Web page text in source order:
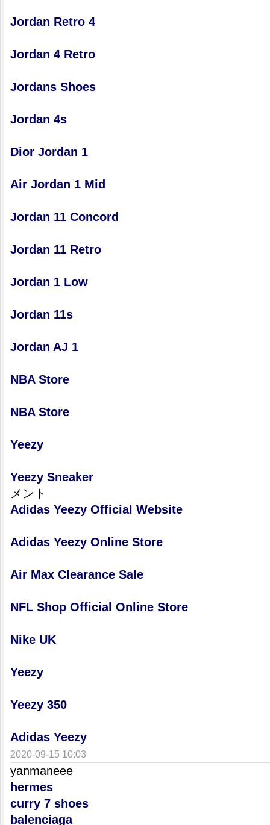
Jordan Retro 4
Jordan 4 Retro
Jordans Shoes
Jordan 4s
Dior Jordan 1
Air Jordan 1 Mid
Jordan 11 Concord
Jordan 11 Retro
Jordan 1 Low
Jordan 11s
Jordan AJ 1
NBA Store
NBA Store
Yeezy
Yeezy Sneaker
メント
Adidas Yeezy Official Website
Adidas Yeezy Online Store
Air Max Clearance Sale
NFL Shop Official Online Store
Nike UK
Yeezy
Yeezy 350
Adidas Yeezy
2020-09-15 10:03
yanmaneee
hermes
curry 7 shoes
balenciaga